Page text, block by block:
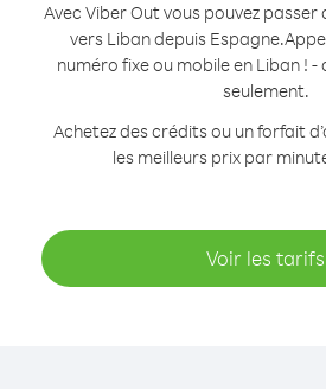
Avec Viber Out vous pouvez
vers Liban depuis Espagne.
numéro fixe ou mobile en Liban ! -
seulement.
Achetez des crédits ou un forfait
les meilleurs prix par
Voir les tarifs